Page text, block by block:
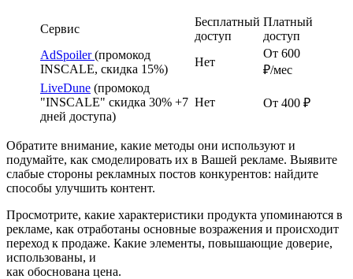
Сервис
Бесплатный
доступ
Платный
доступ
AdSpoiler(промокод
INSCALE, скидка 15%)
Нет
От 600
₽/мес
LiveDune (промокод
"INSCALE" скидка 30% +7
дней доступа)
Нет От 400 ₽
Обратите внимание, какие методы они используют и
подумайте, как смоделировать их в Вашей рекламе. Выявите
слабые стороны рекламных постов конкурентов: найдите
способы улучшить контент.
Просмотрите, какие характеристики продукта упоминаются в
рекламе, как отработаны основные возражения и происходит
переход к продаже. Какие элементы, повышающие доверие,
использованы, и
как обоснована цена.